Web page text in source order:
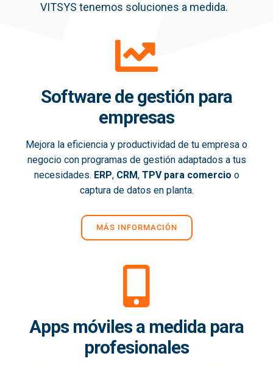
VITSYS tenemos soluciones a medida.
Software de gestión para
empresas
Mejora la eficiencia y productividad de tu empresa o
negocio con programas de gestión adaptados a tus
necesidades. ERP, CRM, TPV para comercio o
captura de datos en planta.
MÁS INFORMACIÓN
Apps móviles a medida para
profesionales